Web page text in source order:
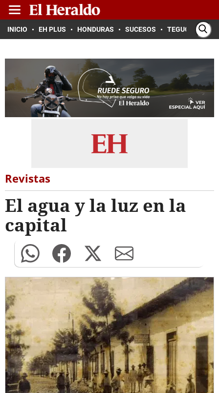
INICIO EH PLUS HONDURAS SUCESOS TEGUCIGALPA
Revistas
El agua y la luz en la
capital